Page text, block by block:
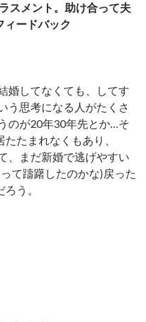
スメント。助け合って夫
ィードバック
婚してなくても、してす
う思考になる人がたくさ
のが20年30年先とか…そ
たまれなくもあり、
、まだ新婚で逃げやすい
て躊躇したのかな)戻った
う。